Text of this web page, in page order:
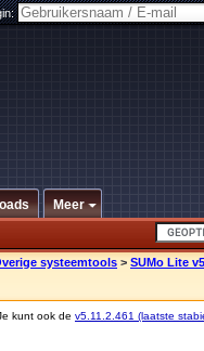
Meer
systeemtools > SUMo Lite
kunt ook de v5.11.2.461 (laatste